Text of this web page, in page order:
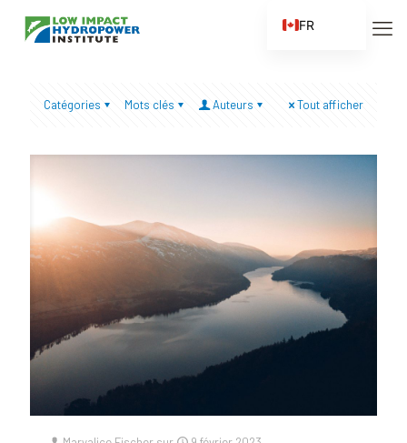
Catégories Mots clés Auteurs Tout afficher
FR